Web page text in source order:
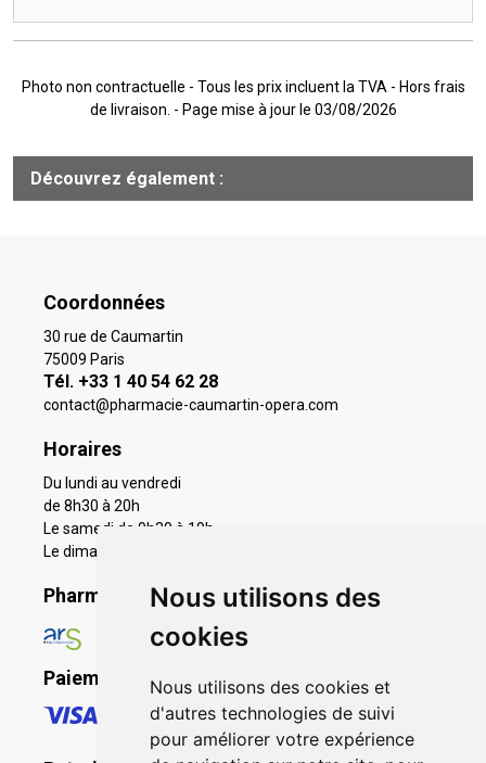
Nous utilisons des
cookies
Nous utilisons des cookies et
d'autres technologies de suivi
pour améliorer votre expérience
Photo non contractuelle - Tous les prix incluent la TVA - Hors frais
de livraison. - Page mise à jour le 03/08/2026
Découvrez également :
Coordonnées
30 rue de Caumartin
75009 Paris
Tél. +33 1 40 54 62 28
contact@pharmacie-caumartin-opera.com
Horaires
Du lundi au vendredi
de 8h30 à 20h
Le samedi de 9h30 à 19h
Le dimanche 11h à 19h
Pharmacie en ligne agréée
Paiement sécurisé